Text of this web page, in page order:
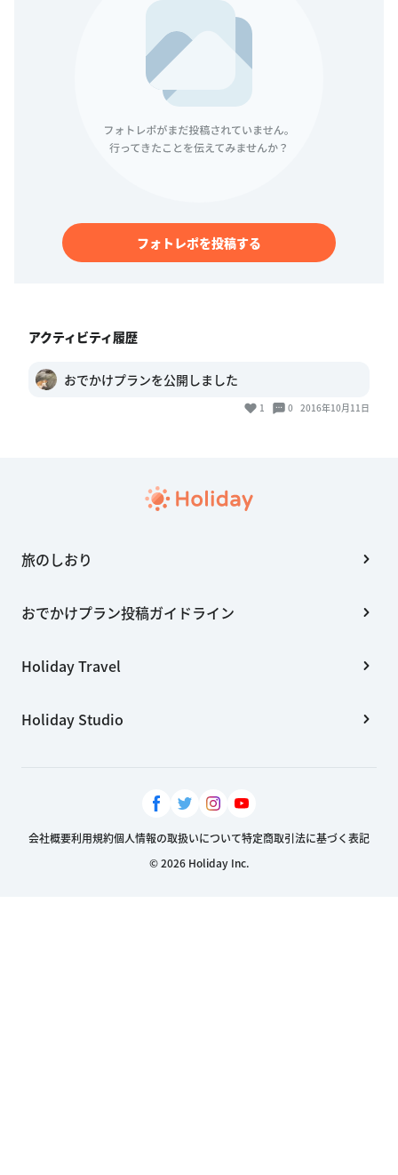
フォトレポを投稿する
アクティビティ履歴
おでかけプランを公開しました
1 0 2016年10月11日
旅のしおり
おでかけプラン投稿ガイドライン
Holiday Travel
Holiday Studio
会社概要利用規約個人情報の取扱いについて特定商取引法に基づく表記
© 2026 Holiday Inc.